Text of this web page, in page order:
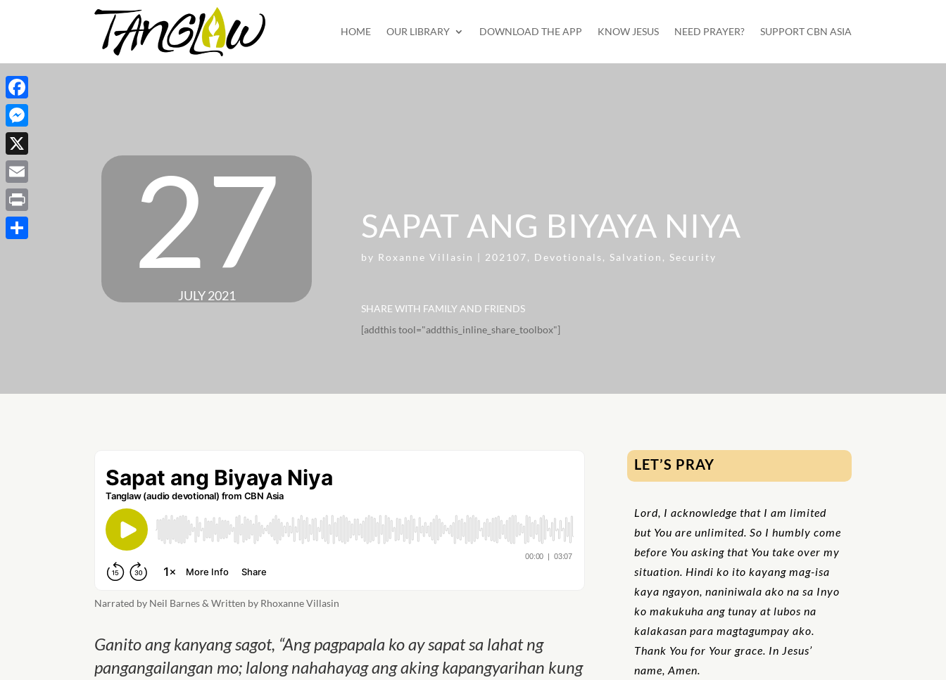
HOME OUR LIBRARY DOWNLOAD THE APP KNOW JESUS NEED PRAYER? SUPPORT CBN ASIA
27
JULY 2021
SAPAT ANG BIYAYA NIYA
by Roxanne Villasin | 202107, Devotionals , Salvation , Security
SHARE WITH FAMILY AND FRIENDS
[addthis tool="addthis_inline_share_toolbox"]
Narrated by Neil Barnes & Written by Rhoxanne Villasin
Ganito ang kanyang sagot, “Ang pagpapala ko ay sapat sa lahat ng
pangangailangan mo; lalong nahahayag ang aking kapangyarihan kung
LET’S PRAY
Lord, I acknowledge that I am limited
but You are unlimited. So I humbly come
before You asking that You take over my
situation. Hindi ko ito kayang mag-isa
kaya ngayon, naniniwala ako na sa Inyo
ko makukuha ang tunay at lubos na
kalakasan para magtagumpay ako.
Thank You for Your grace. In Jesus’
name, Amen.
Facebook
Messenger
X
Email
Print